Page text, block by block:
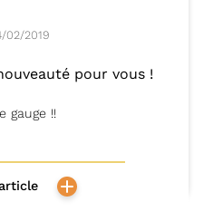
02/2019
pour vous !
gauge !!